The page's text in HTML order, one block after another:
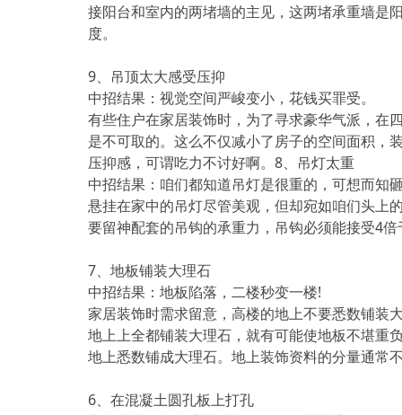
接阳台和室内的两堵墙的主见，这两堵承重墙是
度。
9、吊顶太大感受压抑
中招结果：视觉空间严峻变小，花钱买罪受。
有些住户在家居装饰时，为了寻求豪华气派，在
是不可取的。这么不仅减小了房子的空间面积，
压抑感，可谓吃力不讨好啊。8、吊灯太重
中招结果：咱们都知道吊灯是很重的，可想而知
悬挂在家中的吊灯尽管美观，但却宛如咱们头上
要留神配套的吊钩的承重力，吊钩必须能接受4倍
7、地板铺装大理石
中招结果：地板陷落，二楼秒变一楼!
家居装饰时需求留意，高楼的地上不要悉数铺装
地上上全都铺装大理石，就有可能使地板不堪重
地上悉数铺成大理石。地上装饰资料的分量通常
6、在混凝土圆孔板上打孔